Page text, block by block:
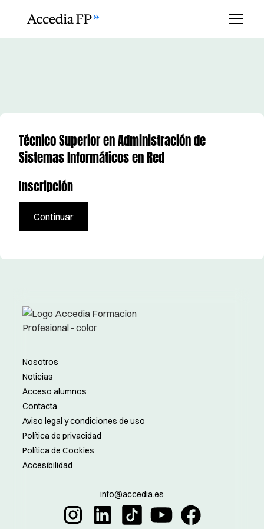
Técnico Superior en Administración de
Sistemas Informáticos en Red
Inscripción
Continuar
Nosotros
Noticias
Acceso alumnos
Contacta
Aviso legal y condiciones de uso
Política de privacidad
Política de Cookies
Accesibilidad
info@accedia.es